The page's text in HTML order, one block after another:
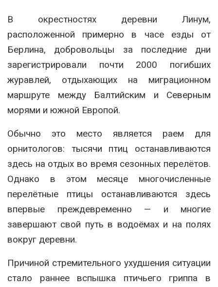
ChatGPT сказал:
В окрестностях деревни Линум,
расположенной примерно в часе езды от
Берлина, добровольцы за последние дни
зарегистрировали почти 2000 погибших
журавлей, отдыхающих на миграционном
маршруте между Балтийским и Северным
морями и южной Европой.
Обычно это место является раем для
орнитологов: тысячи птиц останавливаются
здесь на отдых во время сезонных перелётов.
Однако в этом месяце многочисленные
перелётные птицы останавливаются здесь
впервые преждевременно — и многие
завершают свой путь в водоёмах и на полях
вокруг деревни.
Причиной стремительного ухудшения ситуации
стало раннее вспышка птичьего гриппа в